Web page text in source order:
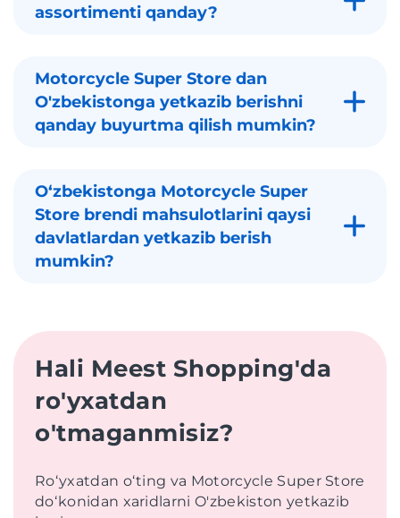
assortimenti qanday?
Motorcycle Super Store dan
O'zbekistonga yetkazib berishni
qanday buyurtma qilish mumkin?
Oʻzbekistonga Motorcycle Super
Store brendi mahsulotlarini qaysi
davlatlardan yetkazib berish
mumkin?
Hali Meest Shopping'da
ro'yxatdan
o'tmaganmisiz?
Roʻyxatdan oʻting va Motorcycle Super Store
doʻkonidan xaridlarni O'zbekiston yetkazib